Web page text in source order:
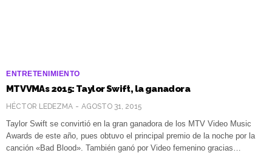
ENTRETENIMIENTO
MTV VMAs 2015: Taylor Swift, la ganadora
HÉCTOR LEDEZMA AGOSTO 31, 2015
Taylor Swift se convirtió en la gran ganadora de los MTV Video Music
Awards de este año, pues obtuvo el principal premio de la noche por la
canción «Bad Blood». También ganó por Video femenino gracias…